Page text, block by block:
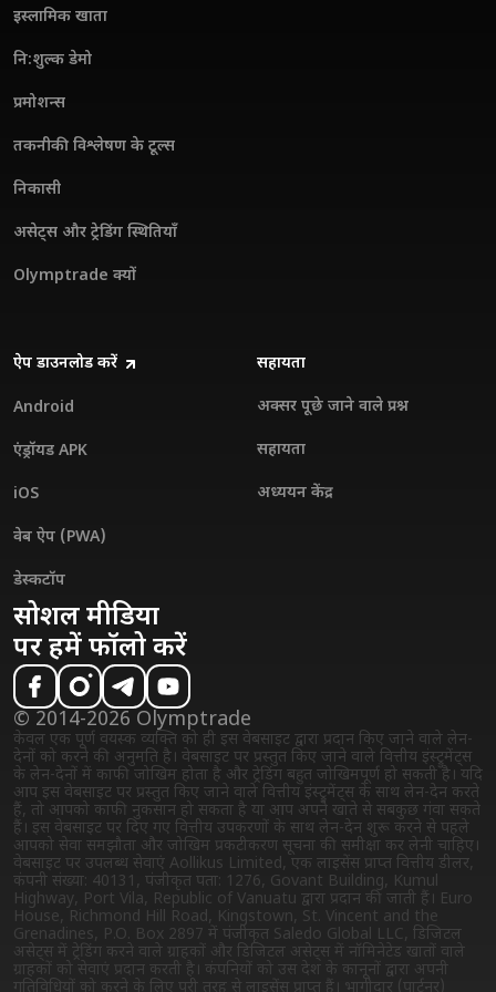
इस्लामिक खाता
नि:शुल्क डेमो
प्रमोशन्स
तकनीकी विश्लेषण के टूल्स
निकासी
असेट्स और ट्रेडिंग स्थितियाँ
Olymptrade क्यों
ऐप डाउनलोड करें
Android
एंड्रॉयड APK
iOS
वेब ऐप (PWA)
डेस्कटॉप
सहायता
अक्सर पूछे जाने वाले प्रश्न
सहायता
अध्ययन केंद्र
सोशल मीडिया
पर हमें फॉलो करें
© 2014-2026 Olymptrade
केवल एक पूर्ण वयस्क व्यक्ति को ही इस वेबसाइट द्वारा प्रदान किए जाने वाले लेन-
देनों को करने की अनुमति है। वेबसाइट पर प्रस्तुत किए जाने वाले वित्तीय इंस्ट्रुमेंट्स
के लेन-देनों में काफी जोखिम होता है और ट्रेडिंग बहुत जोखिमपूर्ण हो सकती है। यदि
आप इस वेबसाइट पर प्रस्तुत किए जाने वाले वित्तीय इंस्ट्रुमेंट्स के साथ लेन-देन करते
हैं, तो आपको काफी नुकसान हो सकता है या आप अपने खाते से सबकुछ गंवा सकते
हैं। इस वेबसाइट पर दिए गए वित्तीय उपकरणों के साथ लेन-देन शुरू करने से पहले
आपको सेवा समझौता और जोखिम प्रकटीकरण सूचना की समीक्षा कर लेनी चाहिए।
वेबसाइट पर उपलब्ध सेवाएं Aollikus Limited, एक लाइसेंस प्राप्त वित्तीय डीलर,
कंपनी संख्या: 40131, पंजीकृत पता: 1276, Govant Building, Kumul
Highway, Port Vila, Republic of Vanuatu द्वारा प्रदान की जाती हैं। Euro
House, Richmond Hill Road, Kingstown, St. Vincent and the
Grenadines, P.O. Box 2897 में पंजीकृत Saledo Global LLC, डिजिटल
असेट्स में ट्रेडिंग करने वाले ग्राहकों और डिजिटल असेट्स में नॉमिनेटेड खातों वाले
ग्राहकों को सेवाएं प्रदान करती है। कंपनियों को उस देश के कानूनों द्वारा अपनी